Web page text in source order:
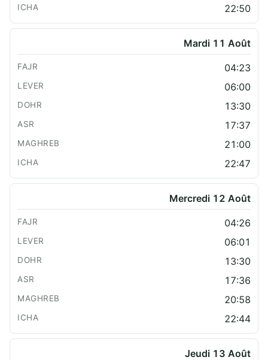
22:50
Mardi 11 Août
04:23
06:00
13:30
17:37
21:00
22:47
Mercredi 12 Août
04:26
06:01
13:30
17:36
20:58
22:44
Jeudi 13 Août